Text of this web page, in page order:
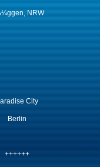
NRW
City
Berlin
++++++